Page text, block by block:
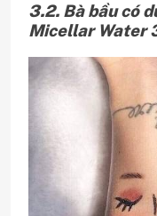
3.2. Bà bầu có
Micellar Water